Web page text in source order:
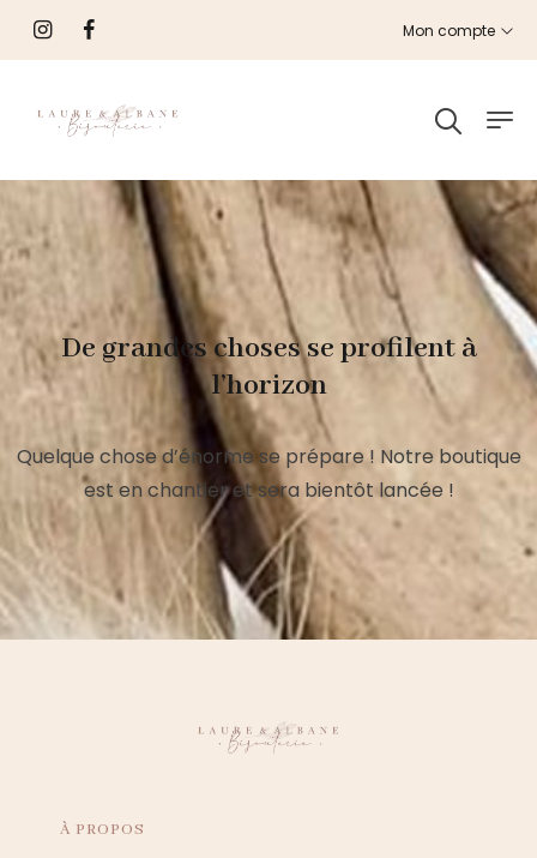
Mon compte
De grandes choses se profilent à
l’horizon
Quelque chose d’énorme se prépare ! Notre boutique
est en chantier et sera bientôt lancée !
À PROPOS